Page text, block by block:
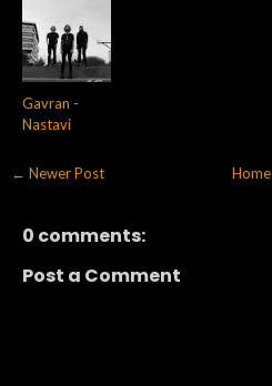
Gavran -
Nastavi
← Newer Post Home
0 comments:
Post a Comment